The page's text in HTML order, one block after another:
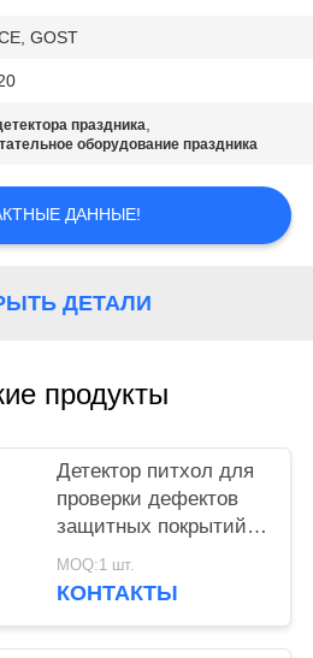
GOST
праздника,
оборудование праздника
ДАННЫЕ!
ДЕТАЛИ
продукты
Детектор питхол для
проверки дефектов
защитных покрытий
нефтегазопроводов,
кабелей, эмали,
MOQ:1 шт.
КОНТАКТЫ